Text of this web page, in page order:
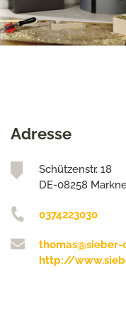
Adresse
Schützenstr. 18
DE-08258
0374223030
http://